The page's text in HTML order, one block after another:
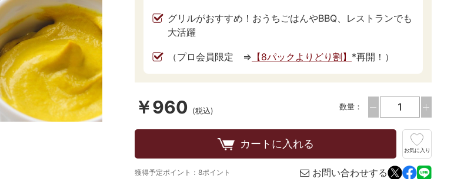
グリルがおすすめ！おうちごはんやBBQ、レストランでも
大活躍
（プロ会員限定 ⇒ 【8パックよりどり割】 *再開！）
￥960 (税込) 数量：
カートに入れる
お気に入り
獲得予定ポイント：8ポイント お問い合わせする